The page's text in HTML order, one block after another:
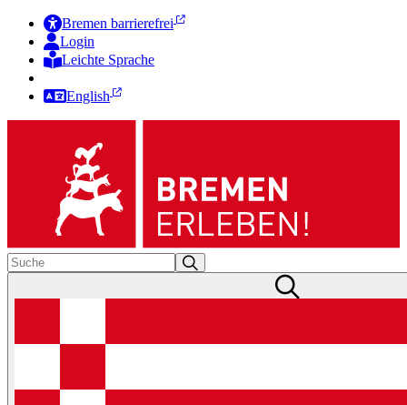
Bremen barrierefrei
Login
Leichte Sprache
English